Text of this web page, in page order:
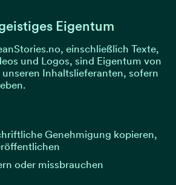
Eigentum
einschließlich Texte,
und Logos, sind Eigentum von
Inhaltslieferanten, sofern
Genehmigung kopieren,
oder missbrauchen